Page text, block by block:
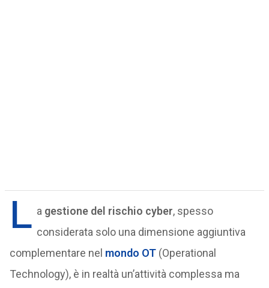
L a gestione del rischio cyber, spesso
considerata solo una dimensione aggiuntiva
complementare nel mondo OT(Operational
Technology), è in realtà un’attività complessa ma